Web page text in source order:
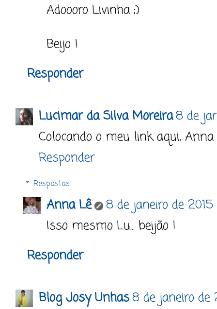
Adoooro Livinha ;)
Beijo !
Responder
Lucimar da Silva Moreira8 de
Colocando o meu link aqui, Anna
Responder
Respostas
Anna Lê
8 de janeiro de 2015
Isso mesmo Lu... beijão !
Responder
Blog Josy Unhas8 de janeiro de